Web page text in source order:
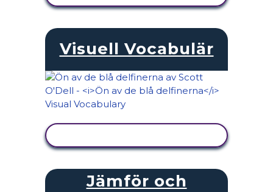
Visuell Vocabulär
Jämför och